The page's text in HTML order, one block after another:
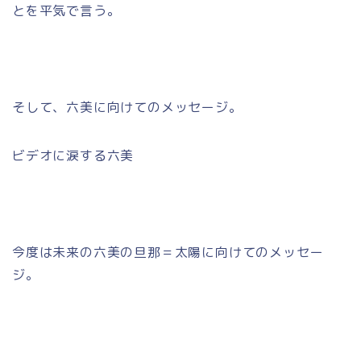
とを平気で言う。
そして、六美に向けてのメッセージ。
ビデオに涙する六美
今度は未来の六美の旦那＝太陽に向けてのメッセー
ジ。